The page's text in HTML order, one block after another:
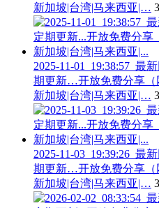
新加坡|台湾|马来西亚|…
2025-11-01_19:38:57_
期更新…开放免费分享（
新加坡|台湾|马来西亚|…
2025-11-03_19:39:26_
期更新…开放免费分享（
新加坡|台湾|马来西亚|…